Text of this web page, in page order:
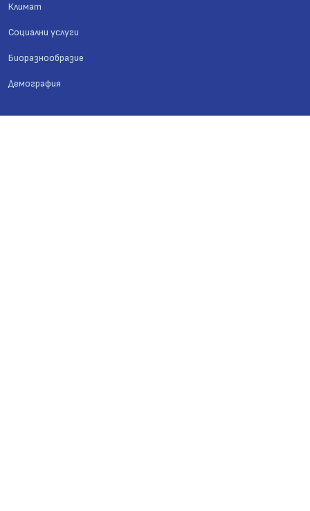
Климат
Социални услуги
Биоразнообразие
Демография